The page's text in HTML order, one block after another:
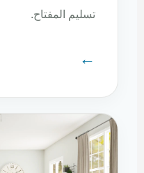
تسليم المفتاح.
←